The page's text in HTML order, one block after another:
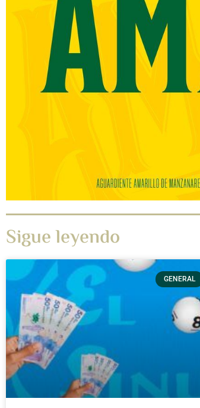
Sigue leyendo
GENERAL